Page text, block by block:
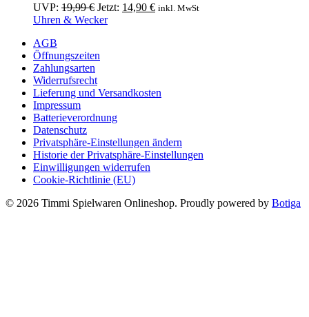
UVP: 19,99€ Ursprünglicher
Preis
Jetzt: 14,90 €Aktueller
inkl. MwSt
Uhren & Wecker
AGB
Öffnungszeiten
Zahlungsarten
Widerrufsrecht
Lieferung und Versandkosten
Impressum
Batterieverordnung
Datenschutz
Privatsphäre-Einstellungen ändern
Historie der Privatsphäre-Einstellungen
Einwilligungen widerrufen
Cookie-Richtlinie (EU)
© 2026 Timmi Spielwaren Onlineshop. Proudly powered by Botiga